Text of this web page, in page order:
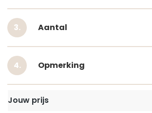
Aantal
Opmerking
Jouw prijs